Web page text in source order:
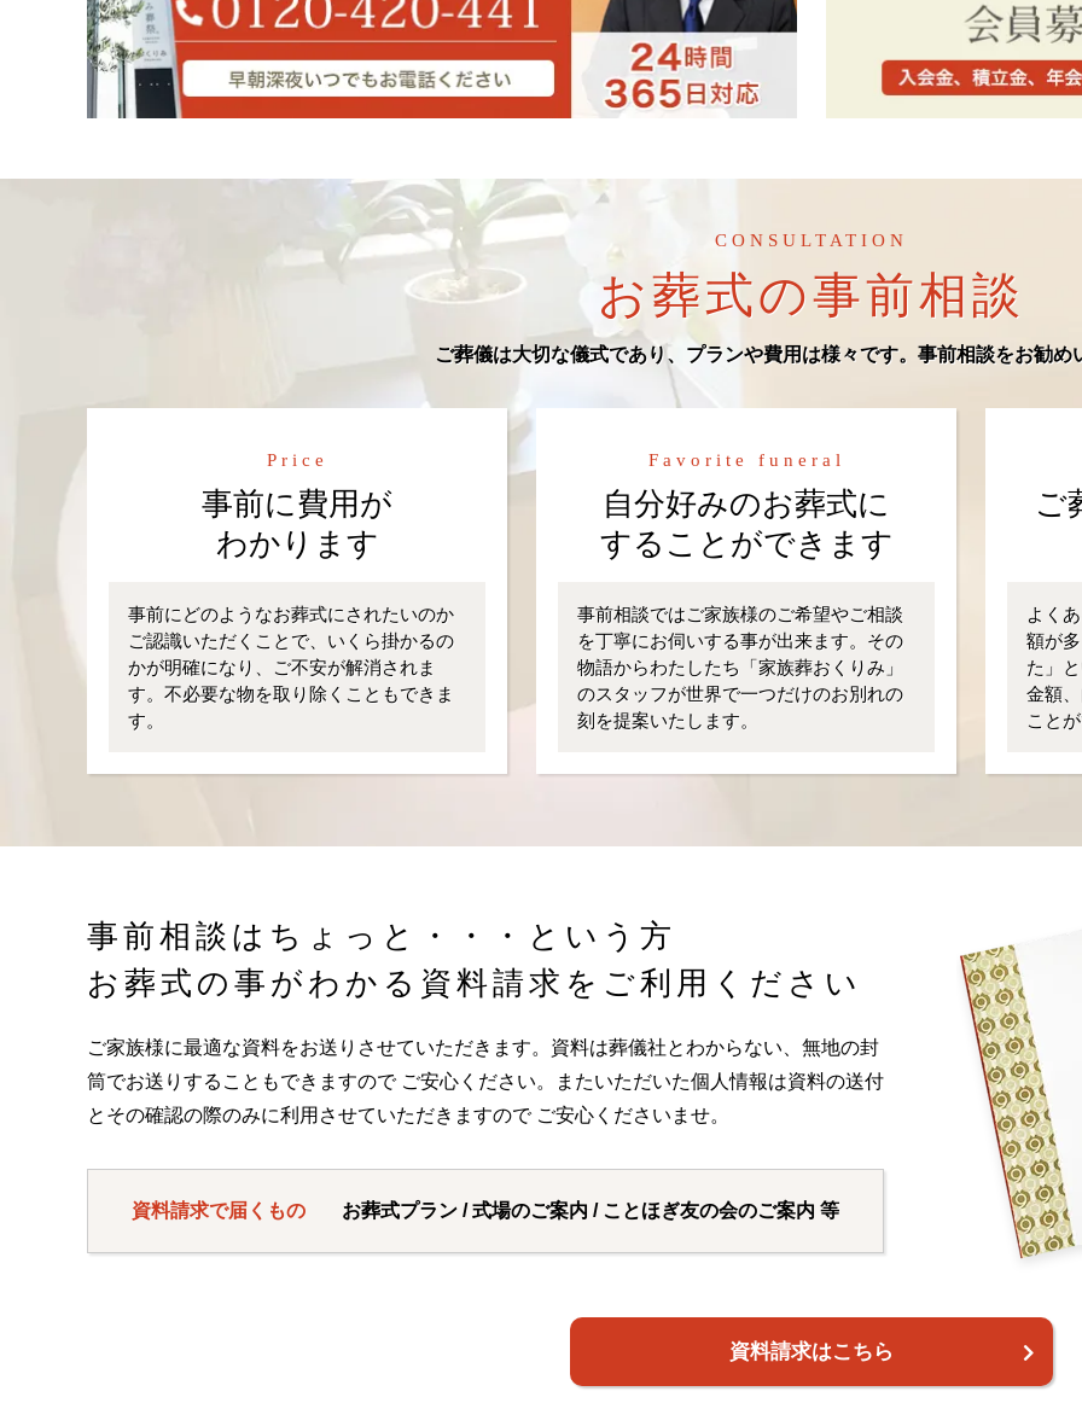
CONSULTATION
お葬式の事前相談
ご葬儀は大切な儀式であり、プランや費用は様々です。事前相談をお勧め
Price
事前に費用が
わかります
事前にどのようなお葬式にされたいのか
ご認識いただくことで、いくら掛かるの
かが明確になり、ご不安が解消されま
す。不必要な物を取り除くこともできま
す。
Favorite funeral
自分好みのお葬式に
することができます
事前相談ではご家族様のご希望やご相談
を丁寧にお伺いする事が出来ます。その
物語からわたしたち「家族葬おくりみ」
のスタッフが世界で一つだけのお別れの
刻を提案いたします。
ご
よく
額が
た」
金額
こと
事前相談はちょっと・・・という方
お葬式の事がわかる資料請求をご利用ください
ご家族様に最適な資料をお送りさせていただきます。資料は葬儀社とわからない、無地の封
筒でお送りすることもできますので ご安心ください。またいただいた個人情報は資料の送付
とその確認の際のみに利用させていただきますので ご安心くださいませ。
資料請求で届くもの お葬式プラン / 式場のご案内 / ことほぎ友の会のご案内 等
資料請求はこちら